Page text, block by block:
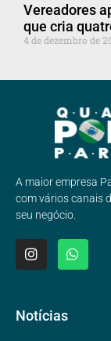
Vereadores
que cria
4 de dezembro de
A maior empresa
com vários canais
seu negócio.
Notícias